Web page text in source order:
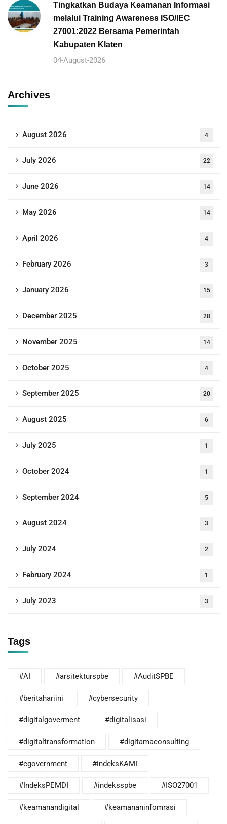
Tingkatkan Budaya Keamanan Informasi
melalui Training Awareness ISO/IEC
27001:2022 Bersama Pemerintah
Kabupaten Klaten
04-August-2026
Archives
August 2026 4
July 2026 22
June 2026 14
May 2026 14
April 2026 4
February 2026 3
January 2026 15
December 2025 28
November 2025 14
October 2025 4
September 2025 20
August 2025 6
July 2025 1
October 2024 1
September 2024 5
August 2024 3
July 2024 2
February 2024 1
July 2023 3
Tags
#AI #arsitekturspbe #AuditSPBE
#beritahariini #cybersecurity
#digitalgoverment #digitalisasi
#digitaltransformation #digitamaconsulting
#egovernment #indeksKAMI
#IndeksPEMDI #indeksspbe #ISO27001
#keamanandigital #keamananinfomrasi